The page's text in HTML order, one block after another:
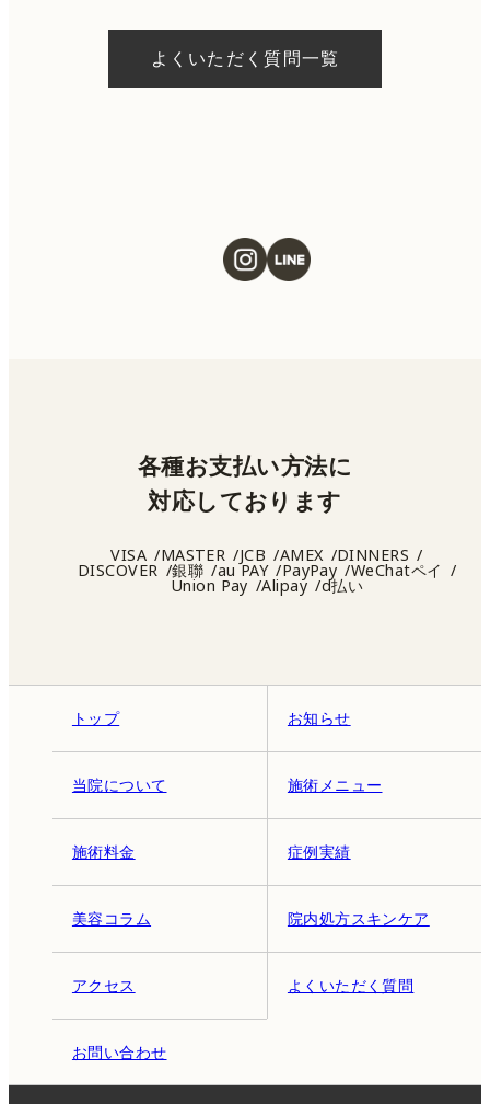
ただける施術もございます。当日の施術をご
希望の場合は、ご予約の際にお気軽にご相談
よくいただく質問一覧
トップ お知らせ
当院について 施術メニュー
施術料金 症例実績
美容コラム 院内処方スキンケア
アクセス よくいただく質問
お問い合わせ
各種お支払い方法に
対応しております
VISA MASTER JCB AMEX DINNERS
DISCOVER 銀聯 au PAY PayPay WeChatペイ
Union Pay Alipay d払い